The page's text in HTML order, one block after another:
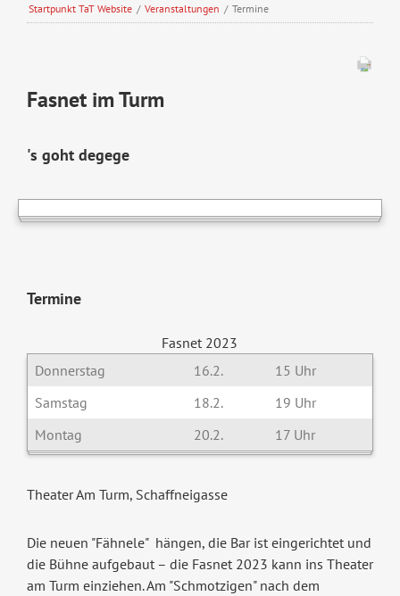
Startpunkt TaT Website / Veranstaltungen / Termine
Fasnet im Turm
's goht degege
Termine
Fasnet 2023
Donnerstag
16.2.
15 Uhr
Samstag
18.2.
19 Uhr
Montag
20.2. 17 Uhr
Theater Am Turm, Schaffneigasse
Die neuen "Fähnele" hängen, die Bar ist eingerichtet und
die Bühne aufgebaut – die Fasnet 2023 kann ins Theater
am Turm einziehen. Am "Schmotzigen" nach dem